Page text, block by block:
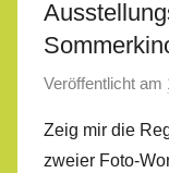
Veröffentlicht am
Zeig mir die
zweier Foto-